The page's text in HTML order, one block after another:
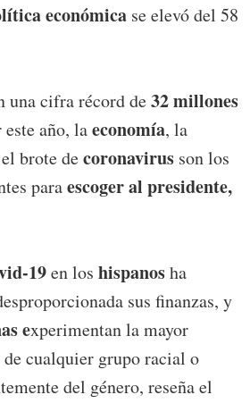
económica se elevó del 58
una cifra récord de32 millones
año, laeconomía, la
brote decoronavirus son los
paraescoger al presidente,
19en los hispanosha
sus finanzas, y
experimentan la mayor
cualquier grupo racial o
del género, reseña el